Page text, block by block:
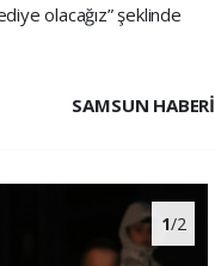
olacağız” şeklinde
SAMSUN HABERİ
1/2